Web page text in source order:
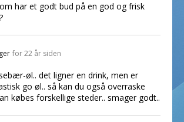
har et godt bud på en god og frisk
for 22 år siden
øl.. det ligner en drink, men er
go øl.. så kan du også overraske
købes forskellige steder.. smager godt..